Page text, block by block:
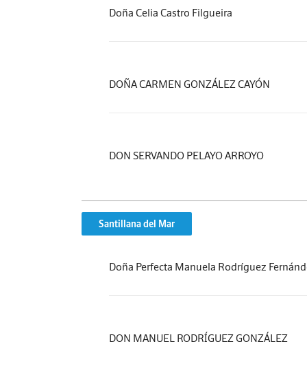
Doña Celia Castro Filgueira
DOÑA CARMEN GONZÁLEZ CAYÓN
DON SERVANDO PELAYO ARROYO
Santillana del Mar
Doña Perfecta Manuela Rodríguez
DON MANUEL RODRÍGUEZ GONZÁLEZ